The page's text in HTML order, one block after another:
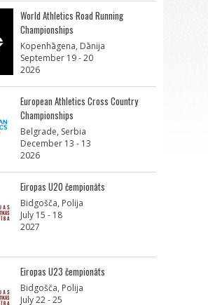
World Athletics Road Running
Championships
Kopenhāgena, Dānija
September 19 - 20
2026
European Athletics Cross Country
Championships
Belgrade, Serbia
December 13 - 13
2026
Eiropas U20 čempionāts
Bidgošča, Polija
July 15 - 18
2027
Eiropas U23 čempionāts
Bidgošča, Polija
July 22 - 25